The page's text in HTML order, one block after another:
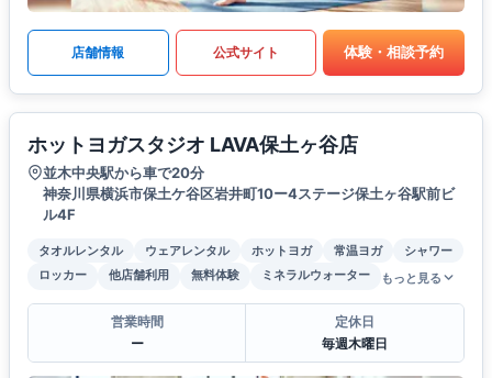
店舗情報 公式サイト 体験・相談予約
ホットヨガスタジオ LAVA保土ヶ谷店
並木中央駅から車で20分
神奈川県横浜市保土ケ谷区岩井町10ー4ステージ保土ヶ谷駅前ビ
ル4F
タオルレンタル ウェアレンタル ホットヨガ 常温ヨガ
シャワー
ロッカー
他店舗利用 無料体験 ミネラルウォーター もっと見る
営業時間
ー
定休日
毎週木曜日